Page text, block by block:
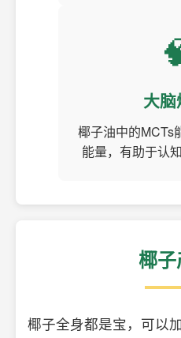
大脑
椰子油中的MCTs
能量，有助于认
椰
椰子全身都是宝，可以